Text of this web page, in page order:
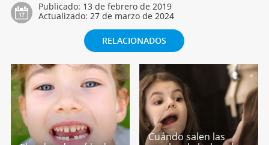
Publicado: 13 de febrero de 2019
Actualizado: 27 de marzo de 2024
RELACIONADOS
Cuándo salen las